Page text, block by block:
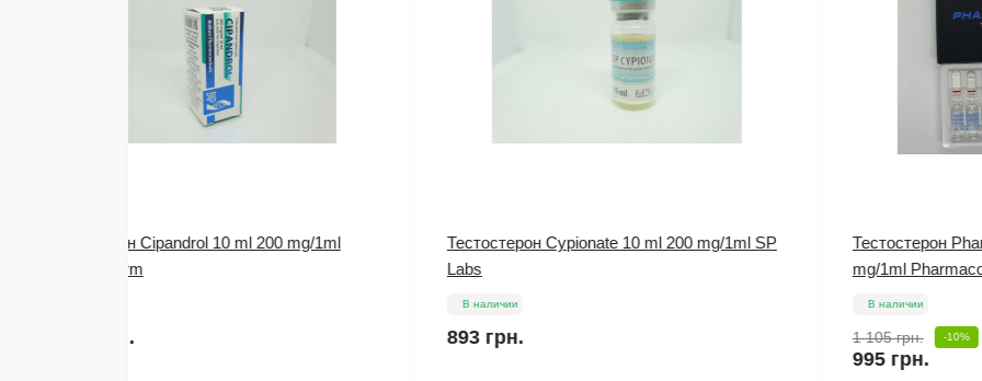
Тестостерон Cypionate 10 ml 200 mg/1ml SP
Тестостерон Pharma Test E 250 10 amp x 250